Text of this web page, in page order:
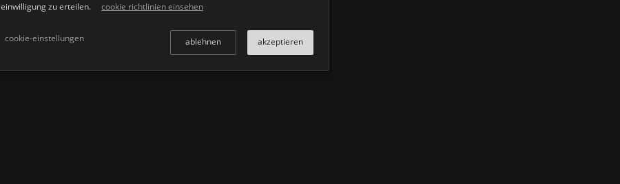
einwilligung zu erteilen.
cookie richtlinien einsehen
cookie-einstellungen akzeptieren
ablehnen